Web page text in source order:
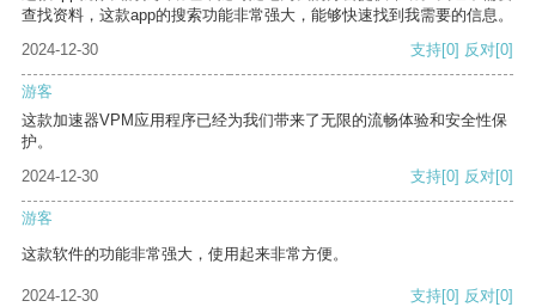
查找资料，这款app的搜索功能非常强大，能够快速找到我需要的信息。
2024-12-30
支持[0] 反对[0]
游客
这款加速器VPM应用程序已经为我们带来了无限的流畅体验和安全性保
护。
2024-12-30
支持[0] 反对[0]
游客
这款软件的功能非常强大，使用起来非常方便。
2024-12-30 支持[0] 反对[0]